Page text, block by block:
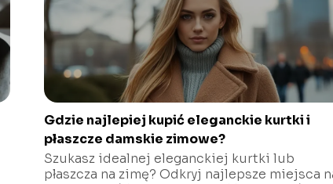
Gdzie najlepiej kupić eleganckie kurtki i
płaszcze damskie zimowe?
Szukasz idealnej eleganckiej kurtki lub
płaszcza na zimę? Odkryj najlepsze miejsca